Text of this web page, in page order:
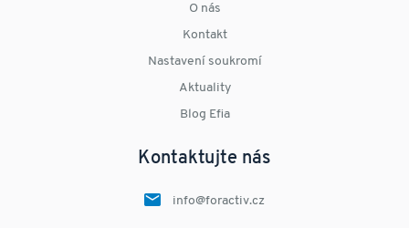
O nás
Kontakt
Nastavení soukromí
Aktuality
Blog Efia
Kontaktujte nás
info@foractiv.cz